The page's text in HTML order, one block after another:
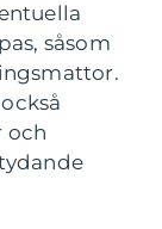
såsom
och